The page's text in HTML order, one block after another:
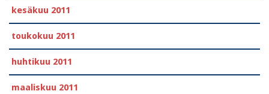
kesäkuu 2011
toukokuu 2011
huhtikuu 2011
maaliskuu 2011